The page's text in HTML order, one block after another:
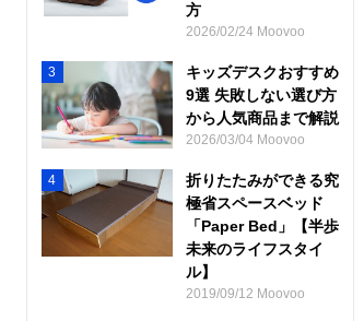
方
2026/02/24 Moovoo
3
キッズデスクおすすめ
9選 失敗しない選び方
から人気商品まで解説
2026/03/04 Moovoo
4
折りたたみができる究
極省スペースベッド
「Paper Bed」【半歩
未来のライフスタイ
ル】
2019/09/12 Moovoo